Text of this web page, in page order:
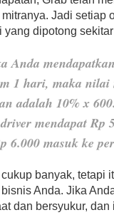
Jadi setiap
yang dipotong
Anda
1 hari, maka
adalah 10% x
mendapat Rp
6.000 masuk ke
banyak, tetapi
Anda. Jika
dan bersyukur, dan